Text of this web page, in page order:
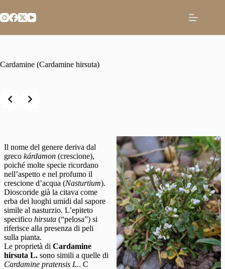
al
contenuto
Cardamine (Cardamine hirsuta)
Il nome del genere deriva dal
greco kárdamon (crescione),
poiché molte specie ricordano
nell’aspetto e nel profumo il
crescione d’acqua (Nasturtium).
Dioscoride già la citava come
erba dei luoghi umidi dal sapore
simile al nasturzio. L’epiteto
specifico hirsuta (“pelosa”) si
riferisce alla presenza di peli
sulla pianta.
Le proprietà di Cardamine
hirsuta L. sono simili a quelle di
Cardamine pratensis L.. C